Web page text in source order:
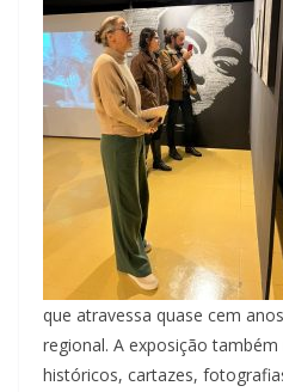
que atravessa quase cem
regional. A exposição
históricos, cartazes,